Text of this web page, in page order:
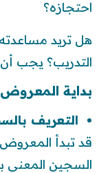
احتجازه؟
هل تريد
التدريب؟ يجب
بداية المعروض
التعريف
قد تبدأ
السجين المعني